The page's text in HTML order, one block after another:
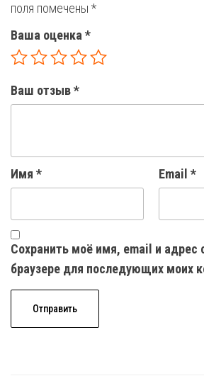
поля помечены *
Ваша оценка *
Ваш отзыв*
Имя * Email *
Сохранить моё имя, email и адрес
браузере для последующих моих